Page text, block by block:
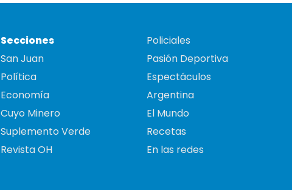
Secciones
San Juan
Política
Economía
Cuyo Minero
Suplemento Verde
Revista OH
Policiales
Pasión Deportiva
Espectáculos
Argentina
El Mundo
Recetas
En las redes